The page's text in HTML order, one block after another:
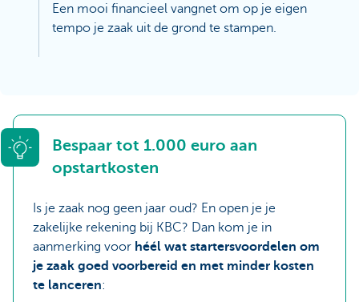
Een mooi financieel vangnet om op je eigen
tempo je zaak uit de grond te stampen.
Bespaar tot 1.000 euro aan
opstartkosten
Is je zaak nog geen jaar oud? En open je je
zakelijke rekening bij KBC? Dan kom je in
aanmerking voor héél wat startersvoordelen om
je zaak goed voorbereid en met minder kosten
te lanceren: